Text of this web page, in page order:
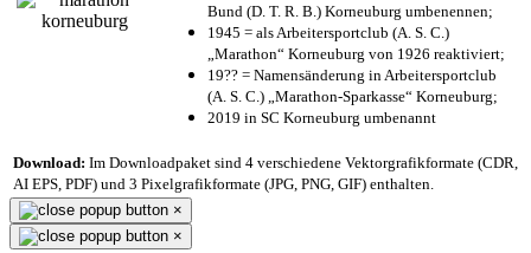
Bund (D. T. R. B.) Korneuburg umbenennen;
1945 = als Arbeitersportclub (A. S. C.)
„Marathon“ Korneuburg von 1926 reaktiviert;
19?? = Namensänderung in Arbeitersportclub
(A. S. C.) „Marathon-Sparkasse“ Korneuburg;
2019 in SC Korneuburg umbenannt
Download: Im Downloadpaket sind 4 verschiedene Vektorgrafikformate (CDR,
AI EPS, PDF) und 3 Pixelgrafikformate (JPG, PNG, GIF) enthalten.
×
×